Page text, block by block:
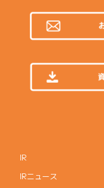
IR
IRニュース